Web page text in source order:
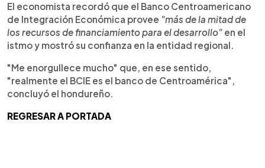
El economista recordó que el Banco Centroamericano
de Integración Económica provee "más de la mitad de
los recursos de financiamiento para el desarrollo" en el
istmo y mostró su confianza en la entidad regional.
"Me enorgullece mucho" que, en ese sentido,
"realmente el BCIE es el banco de Centroamérica",
concluyó el hondureño.
REGRESAR A PORTADA